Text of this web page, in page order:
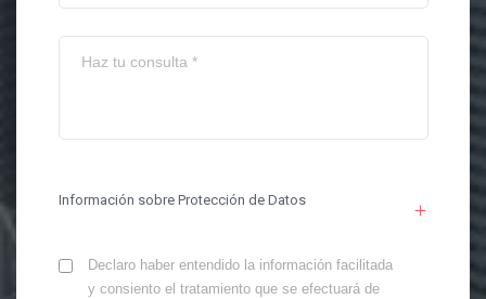
Información sobre Protección de Datos
Declaro haber entendido la información facilitada
y consiento el tratamiento que se efectuará de